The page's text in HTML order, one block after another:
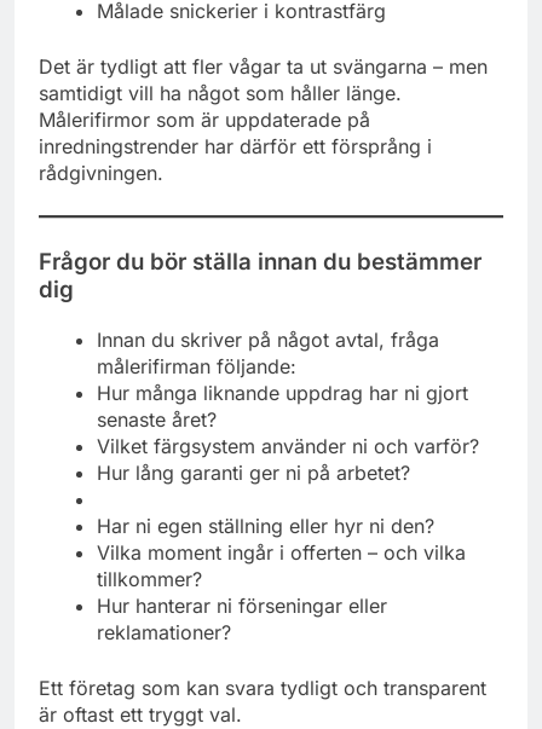
Målade snickerier i kontrastfärg
Det är tydligt att fler vågar ta ut svängarna – men
samtidigt vill ha något som håller länge.
Målerifirmor som är uppdaterade på
inredningstrender har därför ett försprång i
rådgivningen.
Frågor du bör ställa innan du bestämmer
dig
Innan du skriver på något avtal, fråga
målerifirman följande:
Hur många liknande uppdrag har ni gjort
senaste året?
Vilket färgsystem använder ni och varför?
Hur lång garanti ger ni på arbetet?
Har ni egen ställning eller hyr ni den?
Vilka moment ingår i offerten – och vilka
tillkommer?
Hur hanterar ni förseningar eller
reklamationer?
Ett företag som kan svara tydligt och transparent
är oftast ett tryggt val.